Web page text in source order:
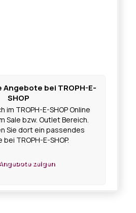
bei TROPH-E-
SHOP
im TROPH-E-SHOP Online
Sale bzw. Outlet Bereich.
Sie dort ein passendes
TROPH-E-SHOP.
Angebote zeigen